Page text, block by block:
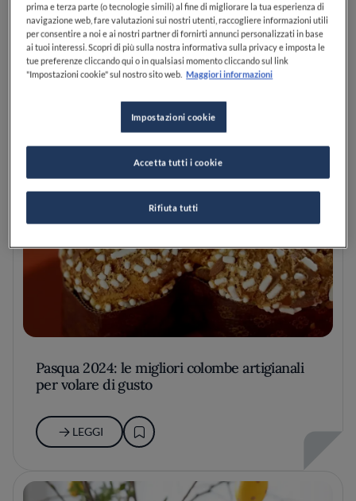
Pasqua 2024: le migliori colombe artigianali
per volare di gusto
LEGGI
prima e terza parte (o tecnologie simili) al fine di migliorare la tua esperienza di
navigazione web, fare valutazioni sui nostri utenti, raccogliere informazioni utili
per consentire a noi e ai nostri partner di fornirti annunci personalizzati in base
ai tuoi interessi. Scopri di più sulla nostra informativa sulla privacy e imposta le
tue preferenze cliccando qui o in qualsiasi momento cliccando sul link
"Impostazioni cookie" sul nostro sito web. Maggiori informazioni
Impostazioni cookie
Rifiuta tutti
Accetta tutti i cookie